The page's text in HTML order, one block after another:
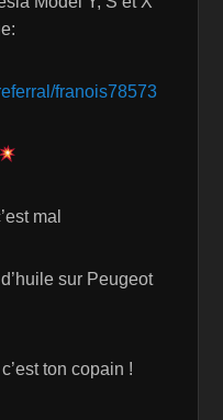
franois78573
mal
sur Peugeot
ton copain !